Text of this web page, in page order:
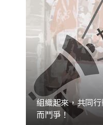
組織起來，共同
而鬥爭！